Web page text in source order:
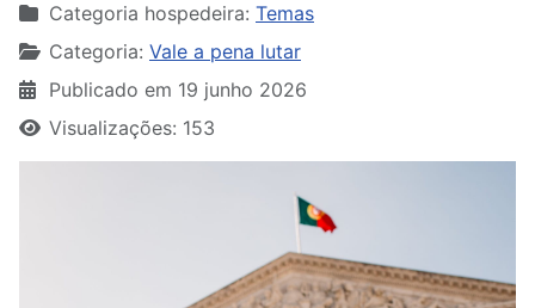
Categoria hospedeira: Temas
Categoria: Vale a pena lutar
Publicado em 19 junho 2026
Visualizações: 153